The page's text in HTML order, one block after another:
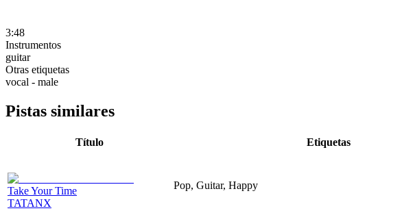
3:48
Instrumentos
guitar
Otras etiquetas
vocal - male
Pistas similares
Título Etiquetas
Take Your Time
TATANX
Pop, Guitar, Happy